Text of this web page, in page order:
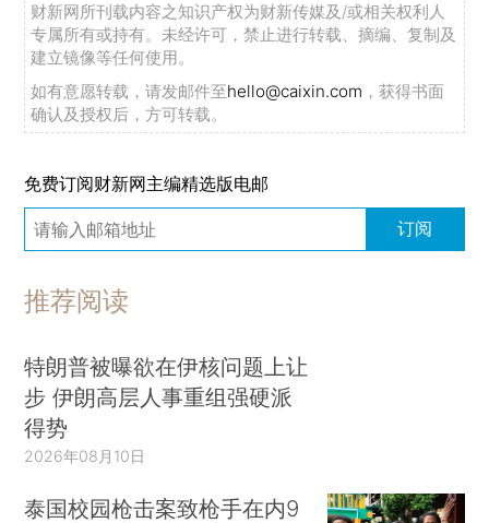
财新网所刊载内容之知识产权为财新传媒及/或相关权利人
专属所有或持有。未经许可，禁止进行转载、摘编、复制及
建立镜像等任何使用。
如有意愿转载，请发邮件至hello@caixin.com ，获得书面
确认及授权后，方可转载。
免费订阅财新网主编精选版电邮
订阅
推荐阅读
特朗普被曝欲在伊核问题上让
步 伊朗高层人事重组强硬派
得势
2026年08月10日
泰国校园枪击案致枪手在内9